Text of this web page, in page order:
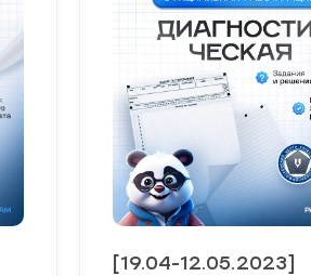
[19.04-12.05.2023]